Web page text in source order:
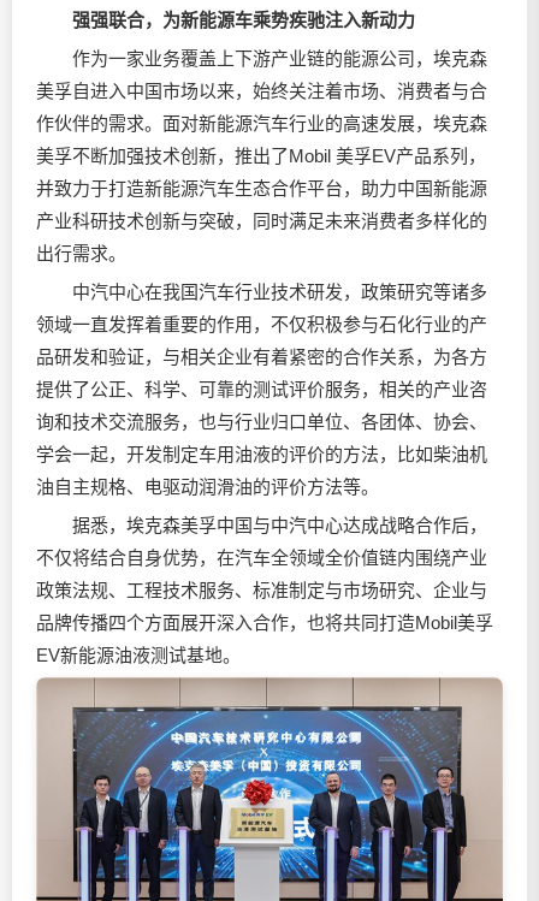
强强联合，为新能源车乘势疾驰注入新动力
作为一家业务覆盖上下游产业链的能源公司，埃克森
美孚自进入中国市场以来，始终关注着市场、消费者与合
作伙伴的需求。面对新能源汽车行业的高速发展，埃克森
美孚不断加强技术创新，推出了Mobil 美孚EV产品系列，
并致力于打造新能源汽车生态合作平台，助力中国新能源
产业科研技术创新与突破，同时满足未来消费者多样化的
出行需求。
中汽中心在我国汽车行业技术研发，政策研究等诸多
领域一直发挥着重要的作用，不仅积极参与石化行业的产
品研发和验证，与相关企业有着紧密的合作关系，为各方
提供了公正、科学、可靠的测试评价服务，相关的产业咨
询和技术交流服务，也与行业归口单位、各团体、协会、
学会一起，开发制定车用油液的评价的方法，比如柴油机
油自主规格、电驱动润滑油的评价方法等。
据悉，埃克森美孚中国与中汽中心达成战略合作后，
不仅将结合自身优势，在汽车全领域全价值链内围绕产业
政策法规、工程技术服务、标准制定与市场研究、企业与
品牌传播四个方面展开深入合作，也将共同打造Mobil美孚
EV新能源油液测试基地。